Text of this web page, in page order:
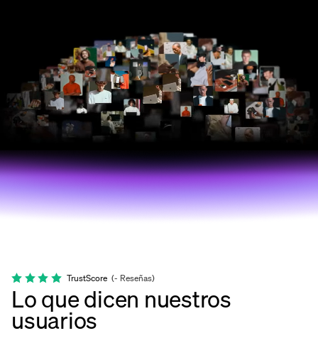
TrustScore (- Reseñas)
Lo que dicen nuestros
usuarios